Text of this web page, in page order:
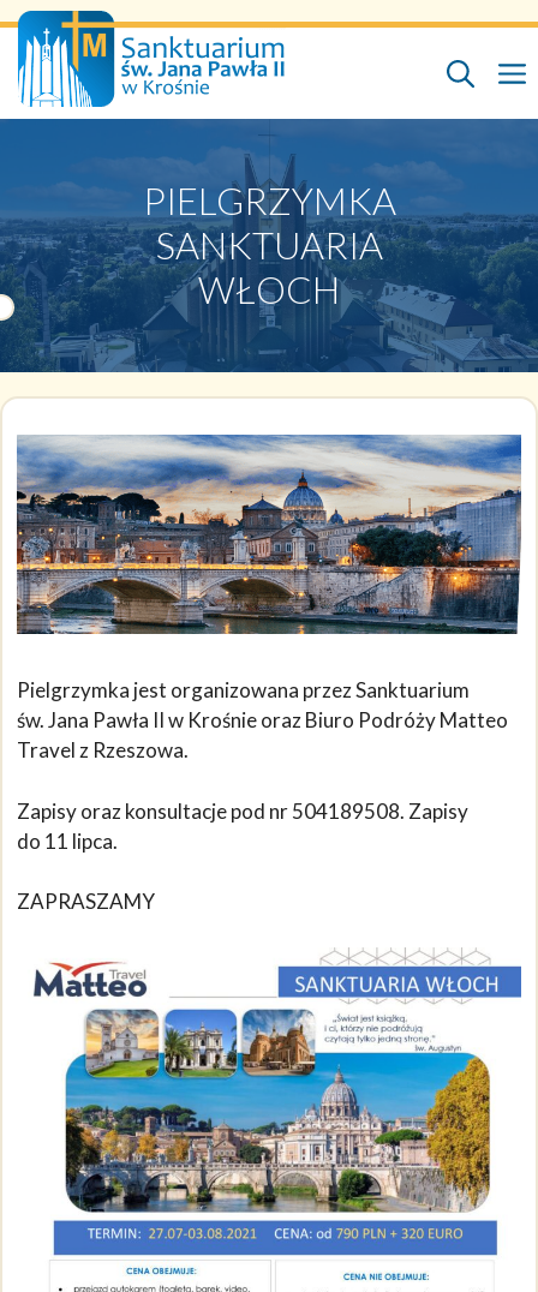
Przejdź
do
treści
PIELGRZYMKA
SANKTUARIA
WŁOCH
Pielgrzymka jest organizowana przez Sanktuarium
św. Jana Pawła II w Krośnie oraz Biuro Podróży Matteo
Travel z Rzeszowa.
Zapisy oraz konsultacje pod nr 504189508. Zapisy
do 11 lipca.
ZAPRASZAMY